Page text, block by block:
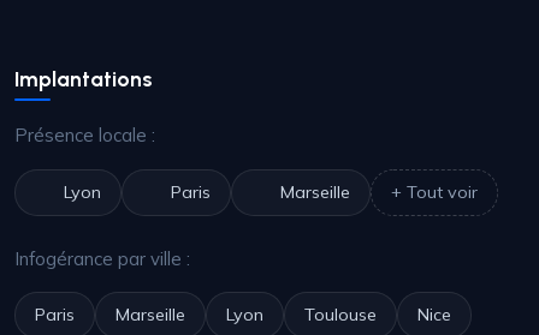
Implantations
Présence locale :
Lyon Paris Marseille + Tout voir
Infogérance par ville :
Paris Marseille Lyon Toulouse Nice